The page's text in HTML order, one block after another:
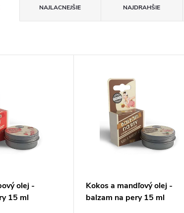
NAJLACNEJŠIE NAJDRAHŠIE
olej -
15 ml
Kokos a mandľový olej -
balzam na pery 15 ml